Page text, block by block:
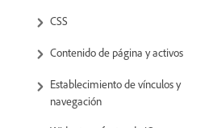
CSS
Contenido de página y activos
Establecimiento de vínculos y
navegación